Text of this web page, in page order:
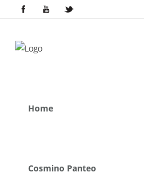
Home
Cosmino Panteo